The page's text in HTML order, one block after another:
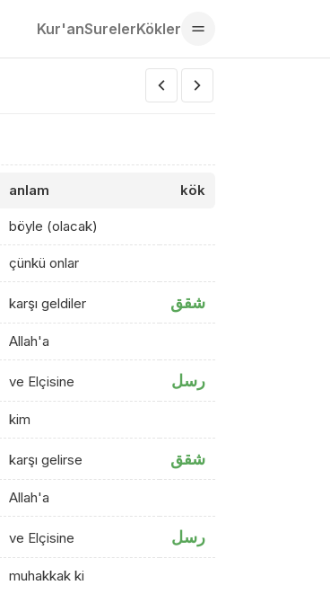
Kur'anSurelerKökler
anlam kök
böyle (olacak)
çünkü onlar
karşı geldiler شقق
Allah'a
ve Elçisine رسل
kim
karşı gelirse شقق
Allah'a
ve Elçisine رسل
muhakkak ki